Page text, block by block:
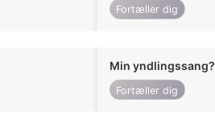
Fortæller dig
Min yndlingssang?
Fortæller dig